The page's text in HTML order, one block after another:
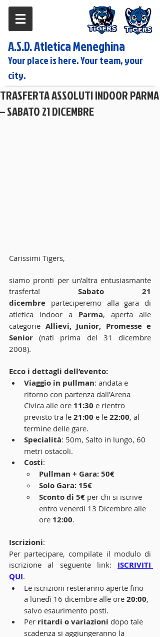
A.S.D. Atletica Meneghina
Your place is here. Your team, your
city.
TRASFERTA ASSOLUTI INDOOR PARMA
– SABATO 21 DICEMBRE
Carissimi Tigers,
siamo pronti per un’altra entusiasmante
trasferta! Sabato 21
dicembre parteciperemo alla gara di
atletica indoor a Parma, aperta alle
categorie Allievi, Junior, Promesse e
Senior (nati prima del 31 dicembre
2008).
Ecco i dettagli dell’evento:
Viaggio in pullman: andata e
ritorno con partenza dall’Arena
Civica alle ore 11:30 e rientro
previsto tra le 21:00 e le 22:00, al
termine delle gare.
Specialità: 50m, Salto in lungo, 60
metri ostacoli.
Costi:
Pullman + Gara: 50€
Solo Gara: 15€
Sconto di 5€ per chi si iscrive
entro venerdì 13 Dicembre alle
ore 12:00.
Iscrizioni:
Per partecipare, compilate il modulo di
iscrizione al seguente link: ISCRIVITI
QUI.
Le iscrizioni resteranno aperte fino
a lunedì 16 dicembre alle ore 20:00,
salvo esaurimento posti.
Per ritardi o variazioni dopo tale
scadenza si aggiungeranno la